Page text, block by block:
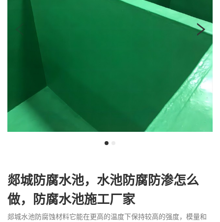
郯城防腐水池，水池防腐防渗怎么
做，防腐水池施工厂家
郯城水池防腐蚀材料它能在更高的温度下保持较高的强度，模量和